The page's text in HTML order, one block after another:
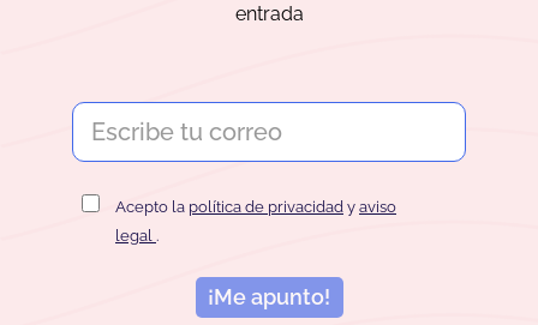
entrada
Acepto la política de privacidad y aviso
legal .
¡Me apunto!